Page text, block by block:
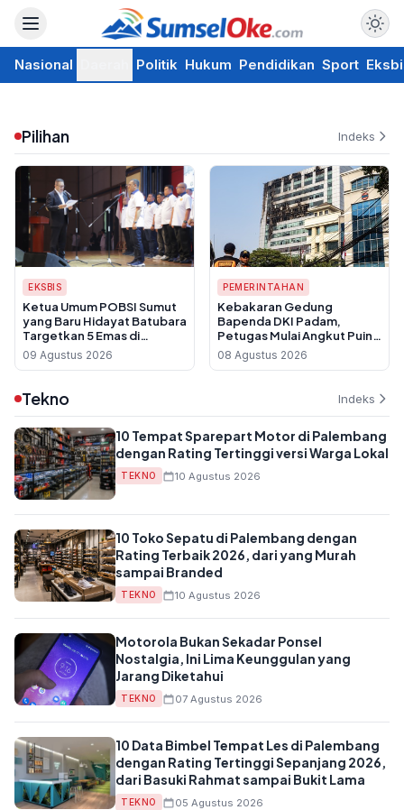
Nasional Politik Hukum Pendidikan Sport
Pilihan Indeks
EKSBIS
Ketua Umum POBSI Sumut
yang Baru Hidayat Batubara
Targetkan 5 Emas di
Kejurnas 2026 dan 8 Medali
di PON 2028
09 Agustus 2026
PEMERINTAHAN
Kebakaran Gedung
Bapenda DKI Padam,
Petugas Mulai Angkut Puing
dan Data Pajak Dipastikan
Aman
08 Agustus 2026
Tekno Indeks
10 Tempat Sparepart Motor di Palembang
dengan Rating Tertinggi versi Warga Lokal
TEKNO 10 Agustus 2026
10 Toko Sepatu di Palembang dengan
Rating Terbaik 2026, dari yang Murah
sampai Branded
TEKNO 10 Agustus 2026
Motorola Bukan Sekadar Ponsel
Nostalgia, Ini Lima Keunggulan yang
Jarang Diketahui
TEKNO 07 Agustus 2026
10 Data Bimbel Tempat Les di Palembang
dengan Rating Tertinggi Sepanjang 2026,
dari Basuki Rahmat sampai Bukit Lama
TEKNO 05 Agustus 2026